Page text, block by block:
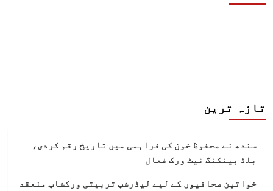
تازہ ترین
سندھ نے محفوظ خون کی فراہمی میں تاریخ رقم کردی،
بلڈ بینکنگ نیٹ ورک فعال
خواتین صحافیوں کے لیے لیڈرشپ تربیتی ورکشاپ منعقد